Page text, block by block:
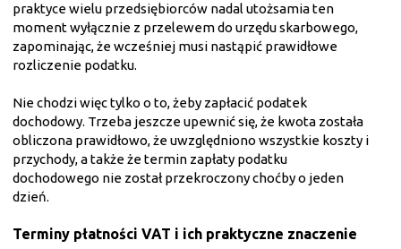
praktyce wielu przedsiębiorców nadal utożsamia ten
moment wyłącznie z przelewem do urzędu skarbowego,
zapominając, że wcześniej musi nastąpić prawidłowe
rozliczenie podatku.
Nie chodzi więc tylko o to, żeby zapłacić podatek
dochodowy. Trzeba jeszcze upewnić się, że kwota została
obliczona prawidłowo, że uwzględniono wszystkie koszty i
przychody, a także że termin zapłaty podatku
dochodowego nie został przekroczony choćby o jeden
dzień.
Terminy płatności VAT i ich praktyczne znaczenie